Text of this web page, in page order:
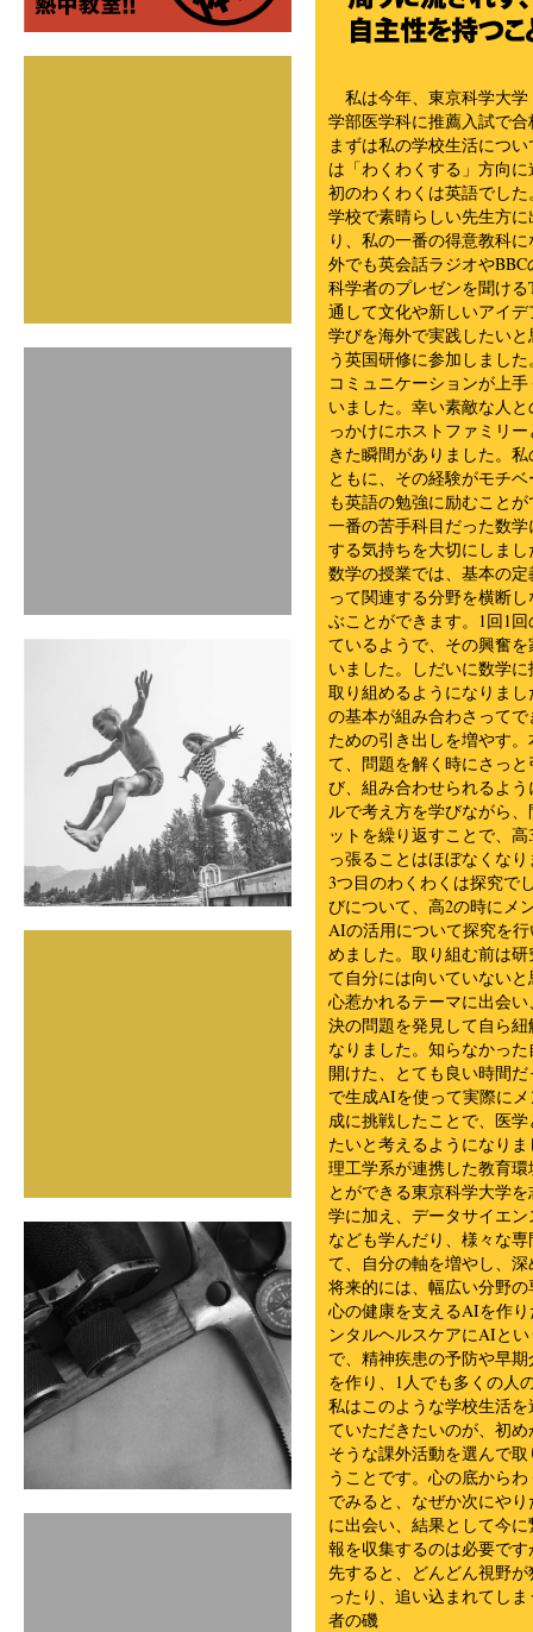
私は今年、東京科学大
学部医学科に推薦入試で
まずは私の学校生活につ
は「わくわくする」方向
初のわくわくは英語でし
学校で素晴らしい先生方
り、私の一番の得意教科
外でも英会話ラジオや
科学者のプレゼンを聞け
通して文化や新しいアイ
学びを海外で実践したい
う英国研修に参加しまし
コミュニケーションが上
いました。幸い素敵な人
っかけにホストファミリ
きた瞬間がありました。
ともに、その経験がモチ
も英語の勉強に励むこと
一番の苦手科目だった数
する気持ちを大切にしま
数学の授業では、基本の
って関連する分野を横断
ぶことができます。1回1
ているようで、その興奮
いました。しだいに数学
取り組めるようになりま
の基本が組み合わさって
ための引き出しを増やす
て、問題を解く時にさっ
び、組み合わせられるよ
ルで考え方を学びながら
ットを繰り返すことで、
っ張ることはほぼなくな
3つ目のわくわくは探究で
びについて、高2の時にメ
AIの活用について探究を
めました。取り組む前は
て自分には向いていない
心惹かれるテーマに出会
決の問題を発見して自ら
なりました。知らなかっ
開けた、とても良い時間
で生成AIを使って実際に
成に挑戦したことで、医
たいと考えるようになり
理工学系が連携した教育
とができる東京科学大学
学に加え、データサイエ
なども学んだり、様々な
て、自分の軸を増やし、
将来的には、幅広い分野
心の健康を支えるAIを作
ンタルヘルスケアにAIと
で、精神疾患の予防や早
を作り、1人でも多くの人
私はこのような学校生活
ていただきたいのが、初
そうな課外活動を選んで
うことです。心の底から
でみると、なぜか次にや
に出会い、結果として今
報を収集するのは必要で
先すると、どんどん視野
ったり、追い込まれてし
者の磯